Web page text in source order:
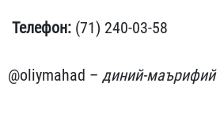
Телефон: (71) 240-03-58
@oliymahad – диний-маърифий